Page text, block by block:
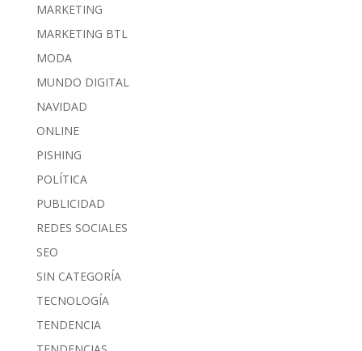
MARKETING
MARKETING BTL
MODA
MUNDO DIGITAL
NAVIDAD
ONLINE
PISHING
POLÍTICA
PUBLICIDAD
REDES SOCIALES
SEO
SIN CATEGORÍA
TECNOLOGÍA
TENDENCIA